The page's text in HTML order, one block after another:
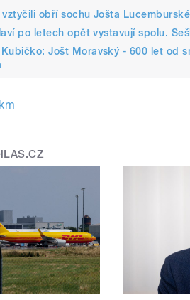
vztyčili obří sochu Jošta
po letech opět vystavují spolu.
Kubičko: Jošt Moravský - 600 let od